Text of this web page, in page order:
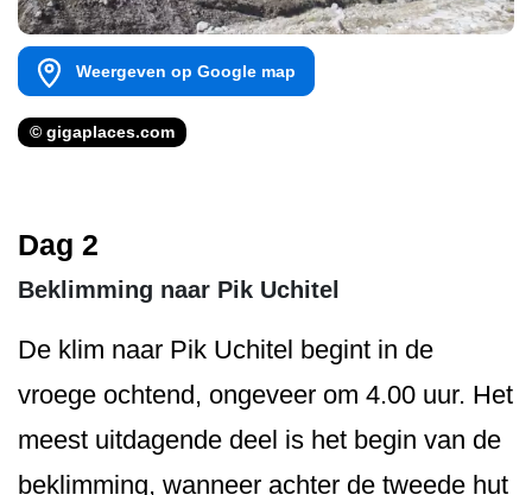
Weergeven op Google map
© gigaplaces.com
Dag 2
Beklimming naar Pik Uchitel
De klim naar Pik Uchitel begint in de
vroege ochtend, ongeveer om 4.00 uur. Het
meest uitdagende deel is het begin van de
beklimming, wanneer achter de tweede hut